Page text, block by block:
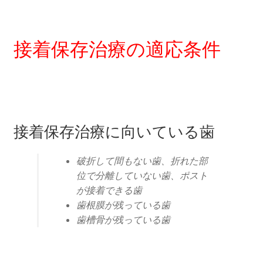
投稿
接着保存治療の適応条件
接着保存治療に向いている歯
破折して間もない歯、折れた部
位で分離していない歯、ポスト
が接着できる歯
歯根膜が残っている歯
歯槽骨が残っている歯